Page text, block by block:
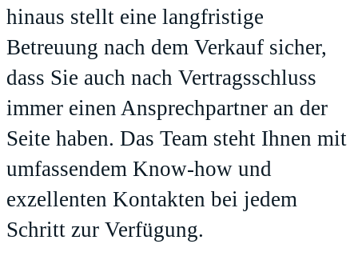
hinaus stellt eine langfristige
Betreuung nach dem Verkauf sicher,
dass Sie auch nach Vertragsschluss
immer einen Ansprechpartner an der
Seite haben. Das Team steht Ihnen mit
umfassendem Know-how und
exzellenten Kontakten bei jedem
Schritt zur Verfügung.